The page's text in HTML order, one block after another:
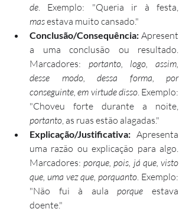
de
mas estava muito cansado."
Conclusão/Consequência: Apresent
a uma conclusão ou resultado.
Marcadores: portanto, logo, assim,
desse modo, dessa forma, por
conseguinte, em virtude disso. Exemplo:
portanto , as ruas estão alagadas."
Explicação/Justificativa: Apresenta
uma razão ou explicação para algo.
Marcadores: porque, pois, já que, visto
que, uma vez que, porquanto . Exemplo:
"Não fui à aula porque estava
doente."